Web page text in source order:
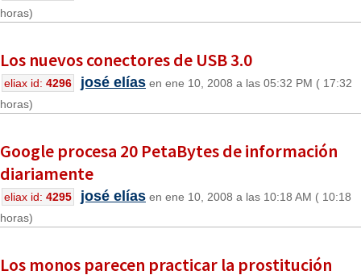
horas)
Los nuevos conectores de USB 3.0
eliax id: 4296 josé elías en ene 10, 2008 a las 05:32 PM ( 17:32
horas)
Google procesa 20 PetaBytes de información
diariamente
eliax id: 4295 josé elías en ene 10, 2008 a las 10:18 AM ( 10:18
horas)
Los monos parecen practicar la prostitución